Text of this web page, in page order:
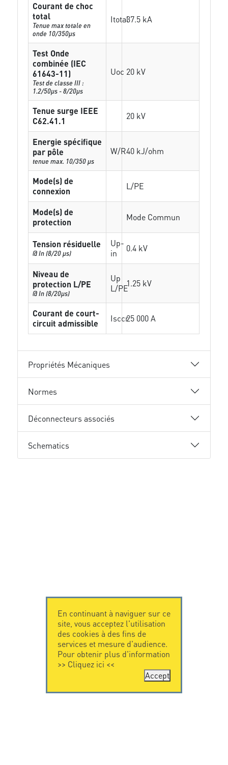
Courant de choc
total
Tenue max totale en
onde 10/350µs
Itotal37.5 kA
Test Onde
combinée (IEC
61643-11)
Test de classe III :
1.2/50µs - 8/20µs
Uoc 20 kV
Tenue surge IEEE
C62.41.1
20 kV
Energie spécifique
par pôle
tenue max. 10/350 µs
W/R40 kJ/ohm
Mode(s) de
connexion
L/PE
Mode(s) de
protection
Mode Commun
Tension résiduelle
@ In (8/20 µs)
Up-
in
0.4 kV
Niveau de
protection L/PE
@ In (8/20µs)
Up
L/PE1.25 kV
Courant de court-
circuit admissible
Isccr25 000 A
Propriétés Mécaniques
Normes
Déconnecteurs associés
Schematics
En continuant à naviguer sur ce
site, vous acceptez l'utilisation
des cookies à des fins de
services et mesure d'audience.
Pour obtenir plus d'information
>> Cliquez ici <<
Accept